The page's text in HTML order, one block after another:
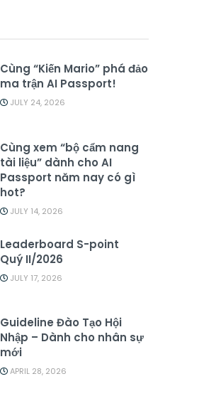
Cùng “Kiến Mario” phá đảo
ma trận AI Passport!
JULY 24, 2026
Cùng xem “bộ cẩm nang
tài liệu” dành cho AI
Passport năm nay có gì
hot?
JULY 14, 2026
Leaderboard S-point
Quý II/2026
JULY 17, 2026
Guideline Đào Tạo Hội
Nhập – Dành cho nhân sự
mới
APRIL 28, 2026